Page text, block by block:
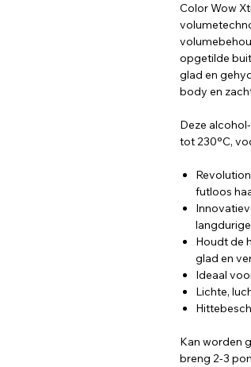
Color Wow
opgetilde
glad en
body en
Deze
tot 230°C,
futloos
Houdt de
glad en
Ideaal
Lichte,
Kan worden
breng 2-3